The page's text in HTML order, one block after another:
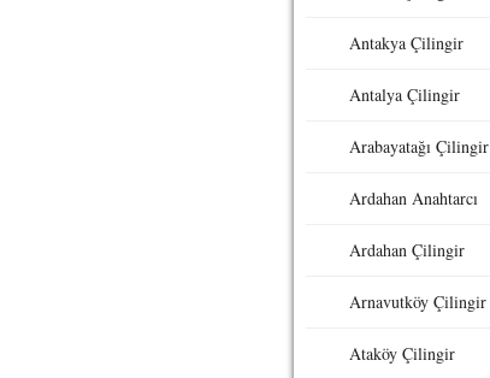
Antakya Çilingir
Antalya Çilingir
Arabayatağı Çilingir
Ardahan Anahtarcı
Ardahan Çilingir
Arnavutköy Çilingir
Ataköy Çilingir